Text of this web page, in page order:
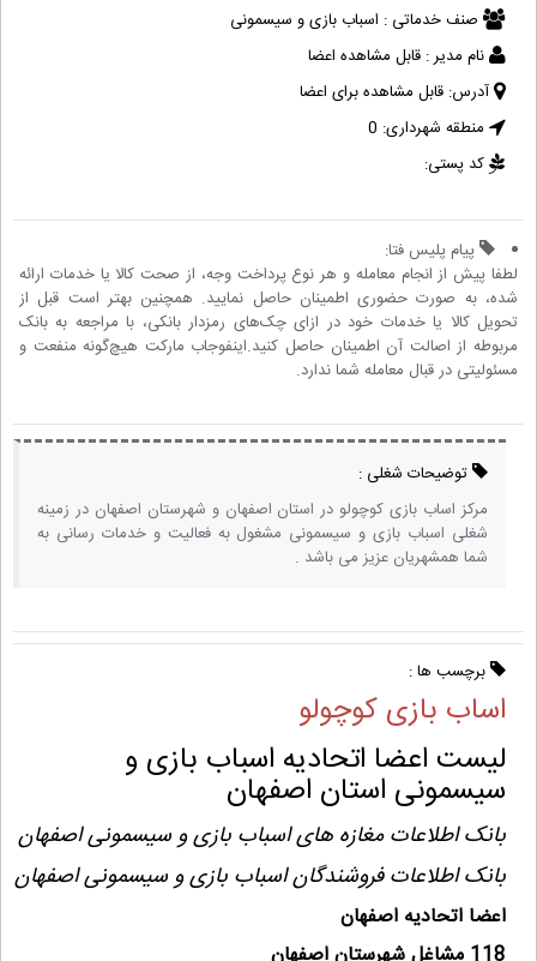
صنف خدماتی : اسباب بازی و سیسمونی
نام مدیر : قابل مشاهده اعضا
آدرس: قابل مشاهده برای اعضا
منطقه شهرداری: 0
کد پستی:
پیام پلیس فتا:
لطفا پیش از انجام معامله و هر نوع پرداخت وجه، از صحت کالا یا خدمات ارائه
شده، به صورت حضوری اطمینان حاصل نمایید. همچنین بهتر است قبل از
تحویل کالا یا خدمات خود در ازای چک‌های رمزدار بانکی، با مراجعه به بانک
مربوطه از اصالت آن اطمینان حاصل کنید.اینفوجاب مارکت هیچ‌گونه منفعت و
مسئولیتی در قبال معامله شما ندارد.
توضیحات شغلی :
مرکز اساب بازی کوچولو در استان اصفهان و شهرستان اصفهان در زمینه
شغلی اسباب بازی و سیسمونی مشغول به فعالیت و خدمات رسانی به
شما همشهریان عزیز می باشد .
برچسب ها :
اساب بازی کوچولو
لیست اعضا اتحادیه اسباب بازی و
سیسمونی استان اصفهان
بانک اطلاعات مغازه های اسباب بازی و سیسمونی اصفهان
بانک اطلاعات فروشندگان اسباب بازی و سیسمونی اصفهان
اعضا اتحادیه اصفهان